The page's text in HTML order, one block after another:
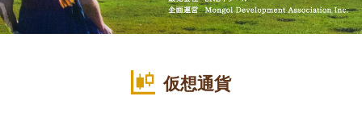
仮想通貨